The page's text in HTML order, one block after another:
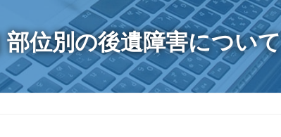
部位別の後遺障害について